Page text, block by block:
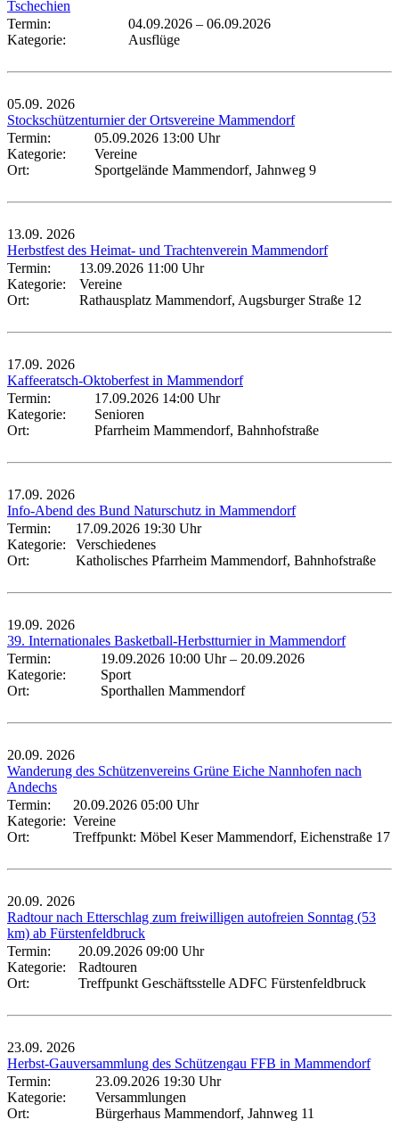
Tschechien
Termin:
04.09.2026 – 06.09.2026
Kategorie:
Ausflüge
05.09. 2026
Stockschützenturnier der Ortsvereine Mammendorf
Termin:
05.09.2026 13:00 Uhr
Kategorie:
Vereine
Ort:
Sportgelände Mammendorf, Jahnweg 9
13.09. 2026
Herbstfest des Heimat- und Trachtenverein Mammendorf
Termin:
13.09.2026 11:00 Uhr
Kategorie:
Vereine
Ort:
Rathausplatz Mammendorf, Augsburger Straße 12
17.09. 2026
Kaffeeratsch-Oktoberfest in Mammendorf
Termin:
17.09.2026 14:00 Uhr
Kategorie:
Senioren
Ort:
Pfarrheim Mammendorf, Bahnhofstraße
17.09. 2026
Info-Abend des Bund Naturschutz in Mammendorf
Termin:
17.09.2026 19:30 Uhr
Kategorie:
Verschiedenes
Ort:
Katholisches Pfarrheim Mammendorf, Bahnhofstraße
19.09. 2026
39. Internationales Basketball-Herbstturnier in Mammendorf
Termin:
19.09.2026 10:00 Uhr– 20.09.2026
Kategorie:
Sport
Ort:
Sporthallen Mammendorf
20.09. 2026
Wanderung des Schützenvereins Grüne Eiche Nannhofen nach
Andechs
Termin:
20.09.2026 05:00 Uhr
Kategorie: Vereine
Ort:
Treffpunkt: Möbel Keser Mammendorf, Eichenstraße 17
20.09. 2026
Radtour nach Etterschlag zum freiwilligen autofreien Sonntag (53
km) ab Fürstenfeldbruck
Termin:
20.09.2026 09:00 Uhr
Kategorie:
Radtouren
Ort:
Treffpunkt Geschäftsstelle ADFC Fürstenfeldbruck
23.09. 2026
Herbst-Gauversammlung des Schützengau FFB in Mammendorf
Termin:
23.09.2026 19:30 Uhr
Kategorie:
Versammlungen
Ort:
Bürgerhaus Mammendorf, Jahnweg 11